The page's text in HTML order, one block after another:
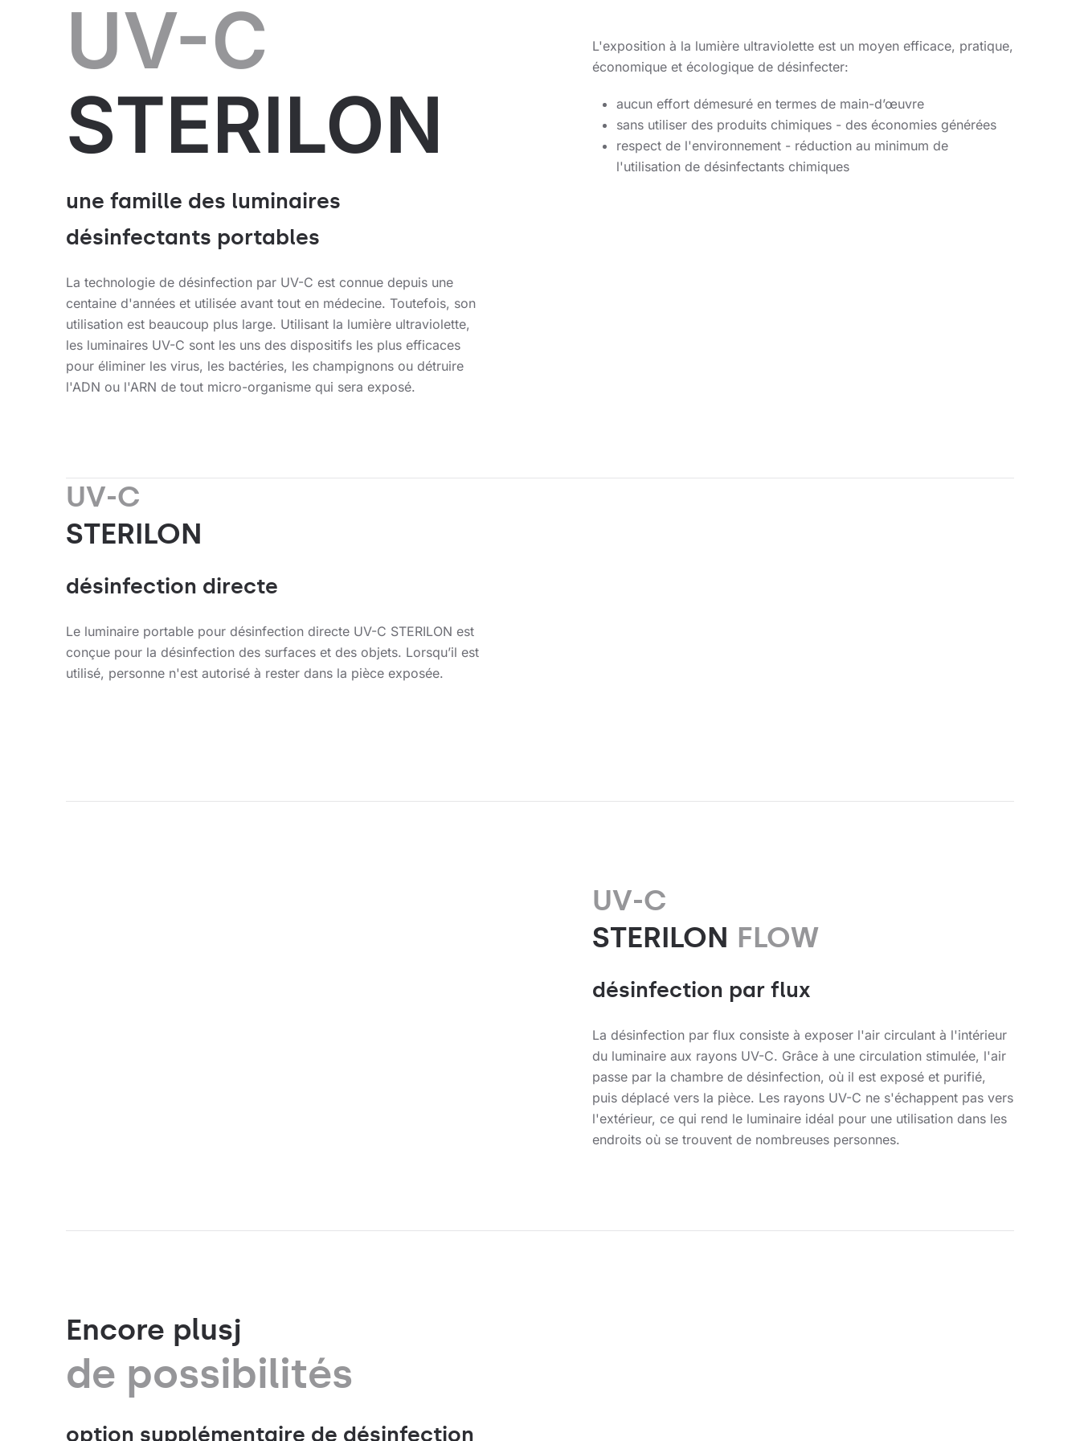
UV-C
STERILON
une famille des luminaires
désinfectants portables
La technologie de désinfection par UV-C est connue depuis une
centaine d'années et utilisée avant tout en médecine. Toutefois, son
utilisation est beaucoup plus large. Utilisant la lumière ultraviolette,
les luminaires UV-C sont les uns des dispositifs les plus efficaces
pour éliminer les virus, les bactéries, les champignons ou détruire
l'ADN ou l'ARN de tout micro-organisme qui sera exposé.
L'exposition à la lumière ultraviolette est un moyen efficace, pratique,
économique et écologique de désinfecter:
aucun effort démesuré en termes de main-d’œuvre
sans utiliser des produits chimiques - des économies générées
respect de l'environnement - réduction au minimum de
l'utilisation de désinfectants chimiques
UV-C
STERILON
désinfection directe
Le luminaire portable pour désinfection directe UV-C STERILON est
conçue pour la désinfection des surfaces et des objets. Lorsqu’il est
utilisé, personne n'est autorisé à rester dans la pièce exposée.
UV-C
STERILON FLOW
désinfection par flux
La désinfection par flux consiste à exposer l'air circulant à l'intérieur
du luminaire aux rayons UV-C. Grâce à une circulation stimulée, l'air
passe par la chambre de désinfection, où il est exposé et purifié,
puis déplacé vers la pièce. Les rayons UV-C ne s'échappent pas vers
l'extérieur, ce qui rend le luminaire idéal pour une utilisation dans les
endroits où se trouvent de nombreuses personnes.
Encore plusj
de possibilités
option supplémentaire de désinfection